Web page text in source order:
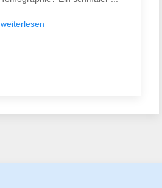
weiterlesen